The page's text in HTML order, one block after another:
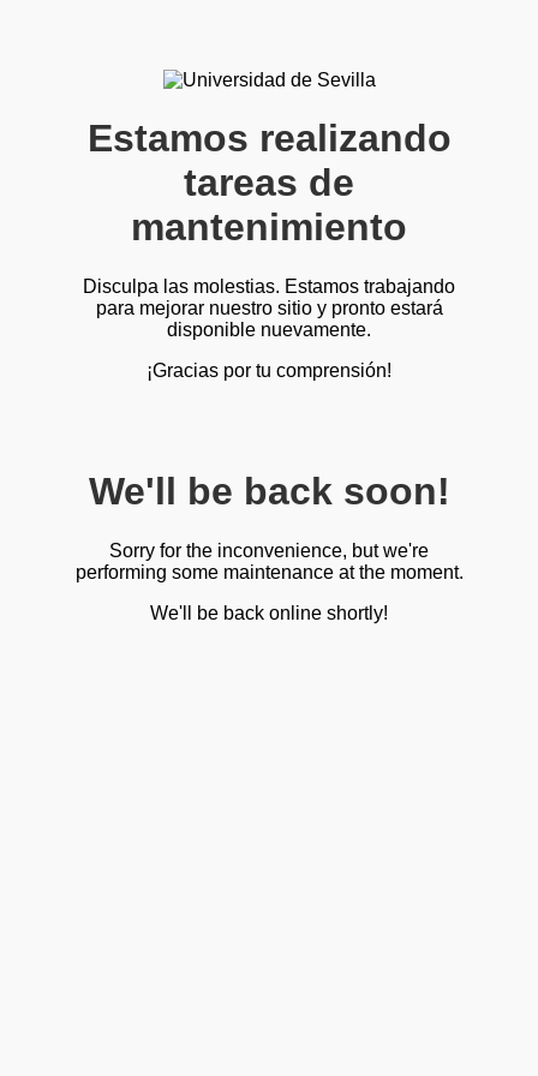
Estamos realizando
tareas de
mantenimiento
Disculpa las molestias. Estamos trabajando
para mejorar nuestro sitio y pronto estará
disponible nuevamente.
¡Gracias por tu comprensión!
We'll be back soon!
Sorry for the inconvenience, but we're
performing some maintenance at the moment.
We'll be back online shortly!